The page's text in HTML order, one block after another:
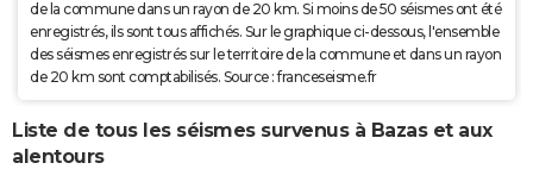
de la commune dans un rayon de 20 km. Si moins de 50 séismes ont été
enregistrés, ils sont tous affichés. Sur le graphique ci-dessous, l'ensemble
des séismes enregistrés sur le territoire de la commune et dans un rayon
de 20 km sont comptabilisés. Source : franceseisme.fr
Liste de tous les séismes survenus à Bazas et aux
alentours